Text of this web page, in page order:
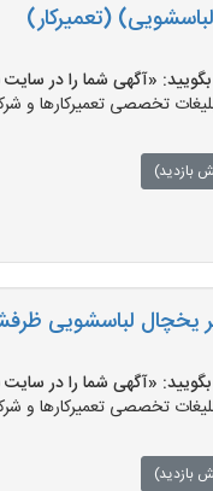
(تعمیرکار)
«آگهی شما را در سایت نت تعمیر
تخصصی تعمیرکارها و
بازدید)
یخچال لباسشویی
«آگهی شما را در سایت نت تعمیر
تخصصی تعمیرکارها و
بازدید)